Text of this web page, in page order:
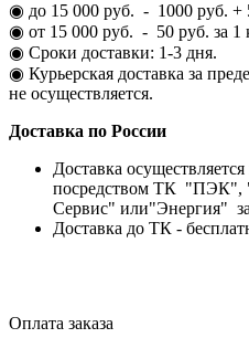
◉ до 15 000 руб. - 1000 руб. +
◉ от 15 000 руб. - 50 руб. за 1
◉ Сроки доставки: 1-3 дня.
◉ Курьерская доставка за
не осуществляется.
Доставка по России
Доставка
посредством ТК "ПЭК",
Сервис" или"Энергия" за
Доставка до ТК -
Оплата заказа